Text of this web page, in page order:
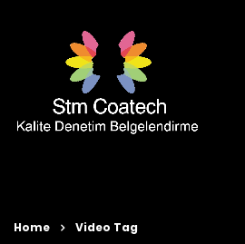
Home Video Tag